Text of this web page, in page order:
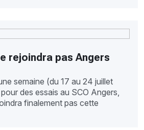
rejoindra pas Angers
semaine (du 17 au 24 juillet
des essais au SCO Angers,
finalement pas cette